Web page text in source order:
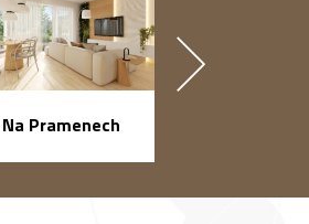
Na Pramenech